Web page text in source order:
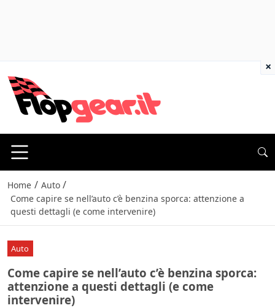
Home / Auto /
Come capire se nell’auto c’è benzina sporca: attenzione a
questi dettagli (e come intervenire)
Auto
Come capire se nell’auto c’è benzina sporca:
attenzione a questi dettagli (e come
intervenire)
×